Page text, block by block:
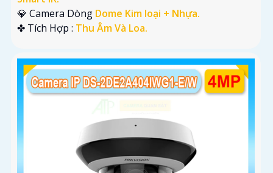
💎 Camera Dòng Dome Kim loại + Nhựa.
️✤ Tích Hợp : Thu Âm Và Loa.